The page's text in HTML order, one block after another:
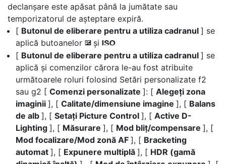
declanșare este apăsat până la jumătate sau
temporizatorul de așteptare expiră.
[ Butonul de eliberare pentru a utiliza cadranul ] se
aplică butoanelor E și S
[ Butonul de eliberare pentru a utiliza cadranul ] se
aplică și comenzilor cărora le-au fost atribuite
următoarele roluri folosind Setări personalizate f2
sau g2 [ Comenzi personalizate ]: [ Alegeți zona
imaginii ], [ Calitate/dimensiune imagine ], [ Balans
de alb ], [ Setați Picture Control ], [ Active D-
Lighting ], [ Măsurare ], [ Mod bliț/compensare ], [
Mod focalizare/Mod zonă AF ], [ Bracketing
automat ], [ Expunere multiplă ], [ HDR (gamă